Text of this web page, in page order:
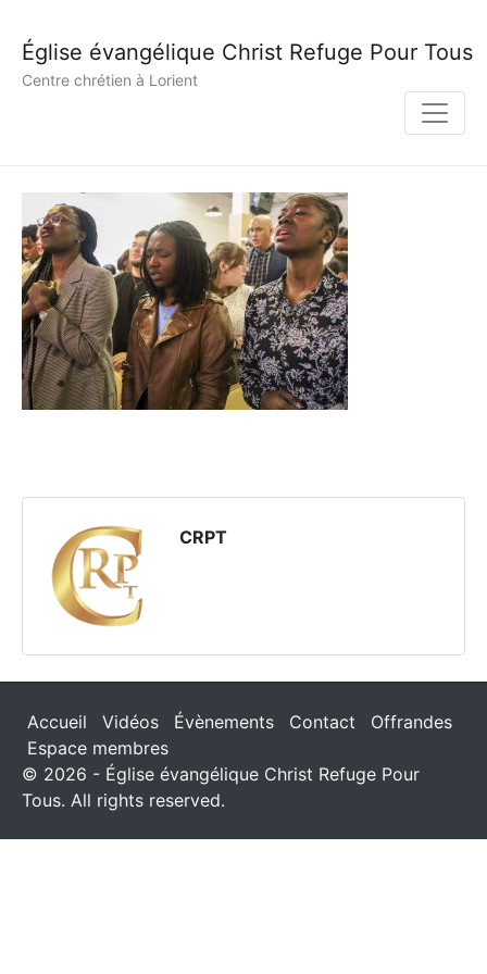
Église évangélique Christ Refuge Pour Tous
Centre chrétien à Lorient
CRPT
Accueil Vidéos Évènements Contact
Offrandes
Espace membres
© 2026 - Église évangélique Christ Refuge Pour
Tous. All rights reserved.